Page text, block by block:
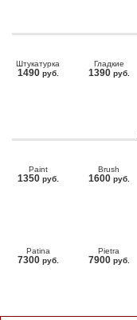
Штукатурка
1490 руб.
Гладкие
1390 руб.
Paint
1350 руб.
Brush
1600 руб.
Patina
7300 руб.
Pietra
7900 руб.